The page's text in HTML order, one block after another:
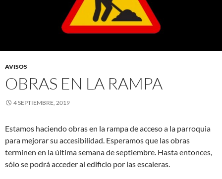
AVISOS
OBRAS EN LA RAMPA
4 SEPTIEMBRE, 2019
Estamos haciendo obras en la rampa de acceso a la parroquia
para mejorar su accesibilidad. Esperamos que las obras
terminen en la última semana de septiembre. Hasta entonces,
sólo se podrá acceder al edificio por las escaleras.